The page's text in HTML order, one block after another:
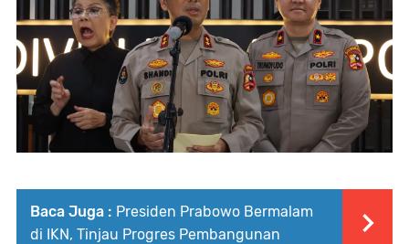
Baca Juga : Presiden Prabowo Bermalam
di IKN, Tinjau Progres Pembangunan